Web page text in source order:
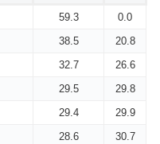
59.3
0.0
38.5
20.8
32.7
26.6
29.5
29.8
29.4
29.9
28.6
30.7